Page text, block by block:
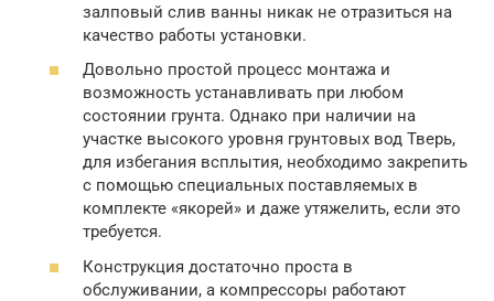
залповый слив ванны никак не отразиться на
качество работы установки.
Довольно простой процесс монтажа и
возможность устанавливать при любом
состоянии грунта. Однако при наличии на
участке высокого уровня грунтовых вод Тверь,
для избегания всплытия, необходимо закрепить
с помощью специальных поставляемых в
комплекте «якорей» и даже утяжелить, если это
требуется.
Конструкция достаточно проста в
обслуживании, а компрессоры работают